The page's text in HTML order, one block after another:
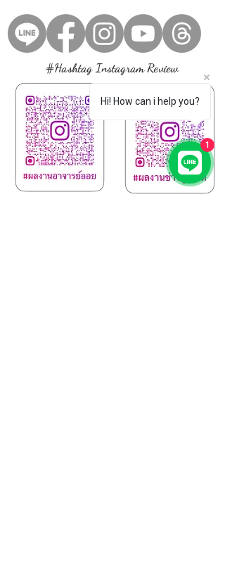
#Hashtag Instagram Review
Hi! How can i help you?
1